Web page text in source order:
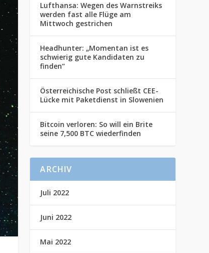
Lufthansa: Wegen des Warnstreiks
werden fast alle Flüge am
Mittwoch gestrichen
Headhunter: „Momentan ist es
schwierig gute Kandidaten zu
finden“
Österreichische Post schließt CEE-
Lücke mit Paketdienst in Slowenien
Bitcoin verloren: So will ein Brite
seine 7,500 BTC wiederfinden
ARCHIV
Juli 2022
Juni 2022
Mai 2022